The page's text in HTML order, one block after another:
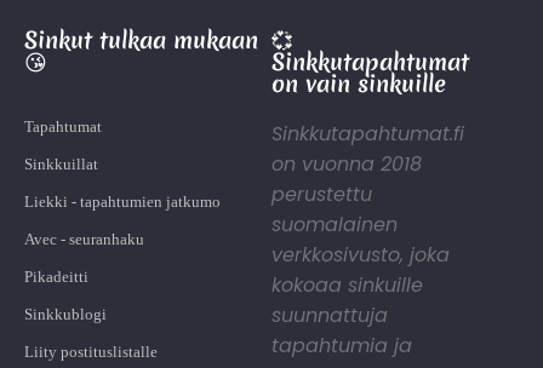
Sinkut tulkaa mukaan
😘
Tapahtumat
Sinkkuillat
Liekki - tapahtumien jatkumo
Avec - seuranhaku
Pikadeitti
Sinkkublogi
Liity postituslistalle
💞
Sinkkutapahtumat
on vain sinkuille
Sinkkutapahtumat.fi
on vuonna 2018
perustettu
suomalainen
verkkosivusto, joka
kokoaa sinkuille
suunnattuja
tapahtumia ja